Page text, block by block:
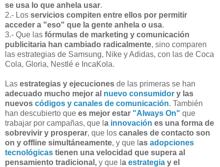
se usa lo que anhela usar.
2.- Los servicios compiten entre ellos por permitir
acceder a "eso" que la gente anhela o usa.
3.- Que las fórmulas de marketing y comunicación
publicitaria han cambiado radicalmente, sino comparen
las estrategias de Samsung, Nike y Adidas, con las de Coca
Cola, Gloria, Nestlé e IncaKola.
Las estrategias y ejecuciones de las primeras se han
adecuado mucho mejor al nuevo consumidor y las
nuevos códigos y canales de comunicación. También
han descubierto que es mejor estar "Always On" que
trabajar por campañas, que l a innovación es una forma de
sobrevivir y prosperar, que los canales de contacto son
on y offline simultáneamente, y que l as adopciones
tecnológicas tienen una velocidad que supera al
pensamiento tradicional, y que l a estrategia y el